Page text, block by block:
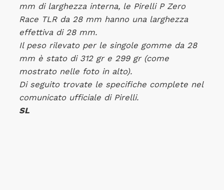
mm di larghezza interna, le Pirelli P Zero
Race TLR da 28 mm hanno una larghezza
effettiva di 28 mm.
Il peso rilevato per le singole gomme da 28
mm è stato di 312 gr e 299 gr (come
mostrato nelle foto in alto).
Di seguito trovate le specifiche complete nel
comunicato ufficiale di Pirelli.
SL